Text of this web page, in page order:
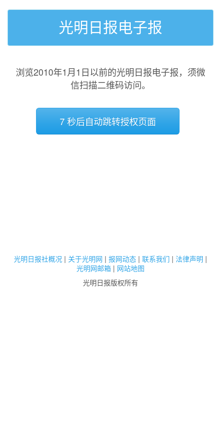
光明日报电子报
浏览2010年1月1日以前的光明日报电子报，须微
信扫描二维码访问。
7 秒后自动跳转授权页面
光明日报社概况 | 关于光明网 | 报网动态 | 联系我们 | 法律声明 |
光明网邮箱 | 网站地图
光明日报版权所有